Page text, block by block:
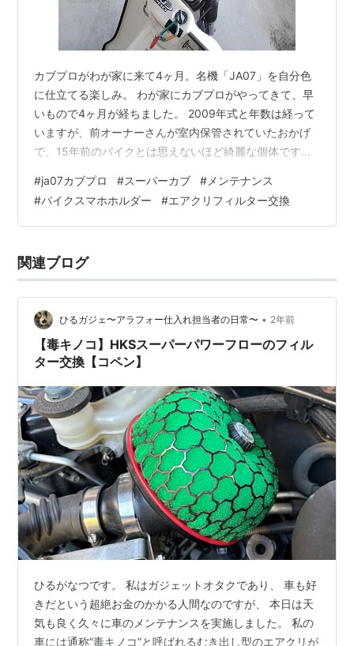
カブプロがわが家に来て4ヶ月。名機「JA07」を自分色
に仕立てる楽しみ。 わが家にカブプロがやってきて、早
いもので4ヶ月が経ちました。 2009年式と年数は経って
いますが、前オーナーさんが室内保管されていたおかげ
で、15年前のバイクとは思えないほど綺麗な個体です。
周りのカスタム」と、基本のメンテナンス「エアクリー
ナーエレメント交換」の様子をお届けします。 1. 快適な
ツーリングを支える「ハンドル周り」の三種の神器 長距
導入して正解だったアイテムたちがこちらです。 スマホ
ホルダー：Lamical…
#ja07カブプロ #スーパーカブ # メンテナンス
#バイクスマホホルダー #エアクリフィルター交換
関連ブログ
ひるガジェ〜アラフォー仕入れ担当者の日常〜 • 2年前
【毒キノコ】HKSスーパーパワーフローのフィル
ター交換【コペン】
ひるがなつです。 私はガジェットオタクであり、 車も好
きだという超絶お金のかかる人間なのですが、 本日は天
気も良く久々に車のメンテナンスを実施しました。 私の
車には通称”毒キノコ”と呼ばれるむき出し型のエアクリが